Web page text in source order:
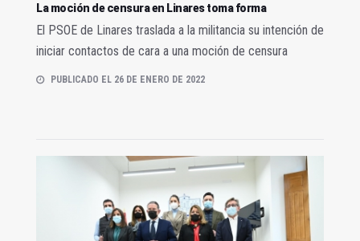
La moción de censura en Linares toma forma
El PSOE de Linares traslada a la militancia su intención de
iniciar contactos de cara a una moción de censura
PUBLICADO EL 26 DE ENERO DE 2022